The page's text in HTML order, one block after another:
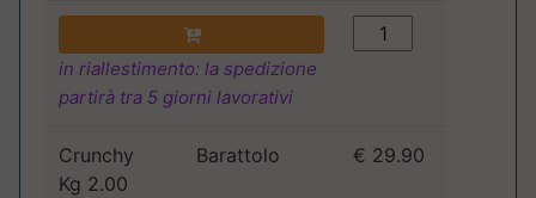
in riallestimento: la spedizione
partirà tra 5 giorni lavorativi
Crunchy
Kg 2.00
Barattolo € 29.90